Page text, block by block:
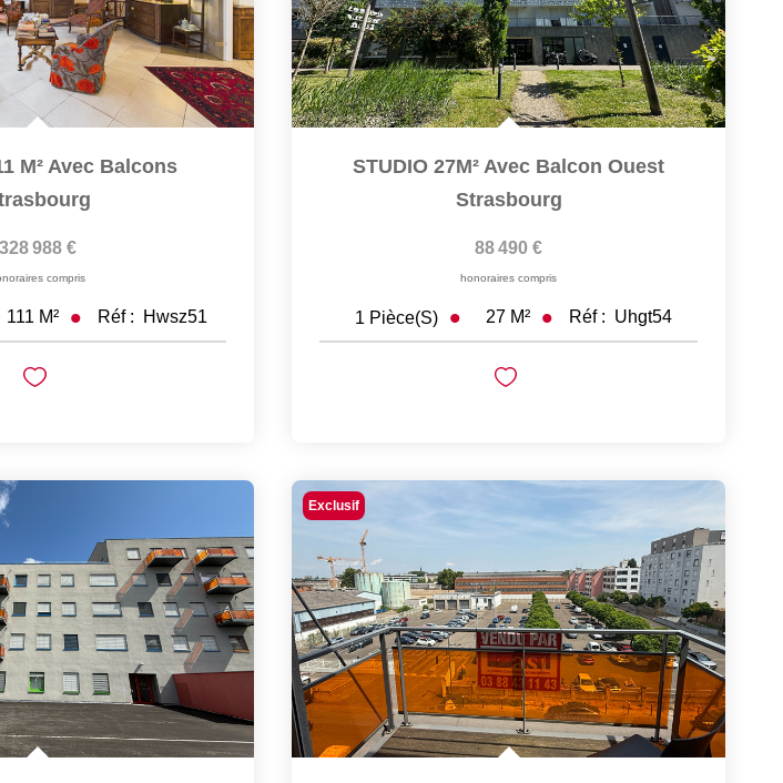
M² Avec Balcons
328 988 €
compris
111 M² Réf : Hwsz51
STUDIO 27M² Avec Balcon Ouest
Strasbourg
88 490 €
honoraires compris
1 Pièce(s) 27 M² Réf : Uhgt54
Exclusif